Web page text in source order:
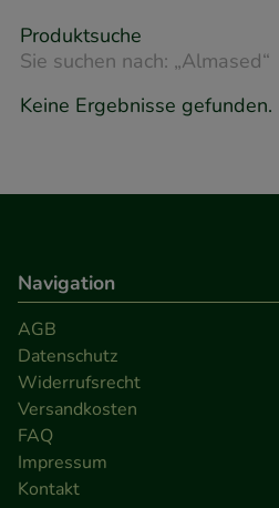
Produktsuche
Sie suchen nach: „Almased“
Keine Ergebnisse gefunden.
Navigation
AGB
Datenschutz
Widerrufsrecht
Versandkosten
FAQ
Impressum
Kontakt